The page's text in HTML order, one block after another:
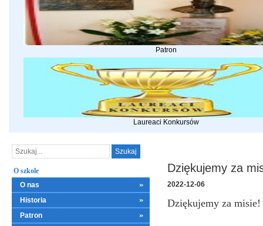
Patron
Laureaci Konkursów
O szkole
O nas
Historia
Patron
Dziękujemy za
2022-12-06
Dziękujemy za misie!